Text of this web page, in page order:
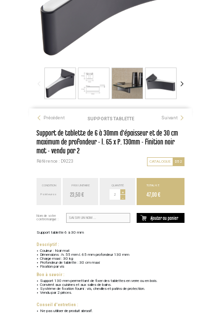
Précédent SUPPORTS TABLETTE Suivant
Support de tablette de 6 à 30mm d'épaisseur et de 30 cm
maximum de profondeur - l. 65 x P. 130mm - finition noir
mat - vendu par 2
Référence : D9223 CATALOGUE D52
CONDITION
Point euros
PRIX UNITAIRE
23,50 €
QUANTITÉ
+
-
TOTAL H.T.
47,00 €
Nom de votre
contremarque :
Ajouter au panier
Support tablette 6 à 30 mm
Descriptif :
Couleur : Noir mat
Dimensions : h. 55 mm l. 65 mm profondeur 130 mm
Charge maxi : 30 kg
Profondeur de tablette : 30 cm maxi
Fixation par vis
Bon à savoir :
Support 130 mm permettant de fixer des tablettes en verre ou en bois.
Convient aux cuisines et aux salles de bains.
Système de fixation fourni : vis, chevilles et patins de protection.
Vendu par 2 pièces.
Conseil d'entretien :
Ne pas utiliser de produit abrasif.